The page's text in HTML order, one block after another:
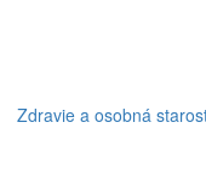
Zdravie a osobná